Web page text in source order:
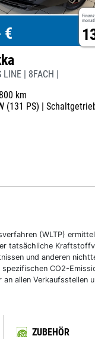
€
LINE | 8FACH |
km
(131 PS) |
(WLTP)
tatsächliche
und anderen
CO2-
allen Verkaufsstellen
ZUBEHÖR